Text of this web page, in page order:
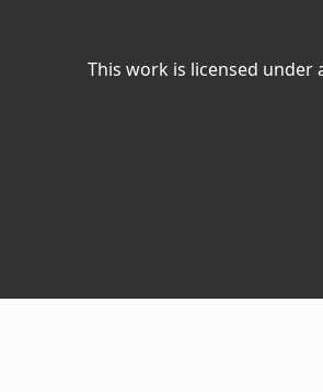
This work is licensed under